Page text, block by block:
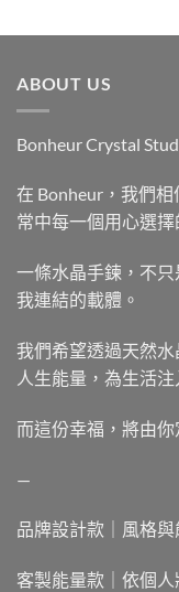
ABOUT US
Bonheur Crystal
在 Bonheur，我們
常中每一個用心選擇
一條水晶手鍊，不
我連結的載體。
我們希望透過天然
人生能量，為生活
而這份幸福，將由你
—
品牌設計款｜風格
客製能量款｜依個